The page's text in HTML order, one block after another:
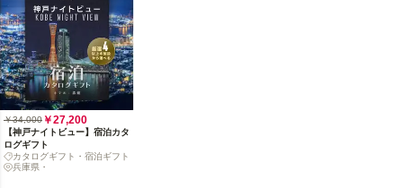
￥34,000 ￥27,200
【神戸ナイトビュー】宿泊カタ
ログギフト
カタログギフト・宿泊ギフト
兵庫県・